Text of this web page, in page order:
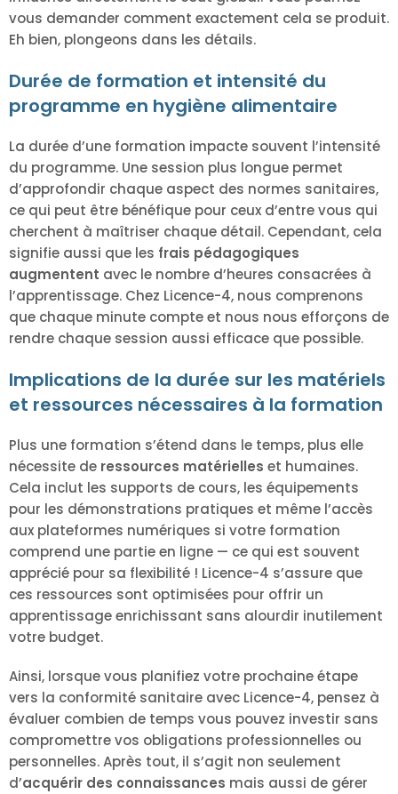
vous demander comment exactement cela se produit.
Eh bien, plongeons dans les détails.
Durée de formation et intensité du
programme en hygiène alimentaire
La durée d’une formation impacte souvent l’intensité
du programme. Une session plus longue permet
d’approfondir chaque aspect des normes sanitaires,
ce qui peut être bénéfique pour ceux d’entre vous qui
cherchent à maîtriser chaque détail. Cependant, cela
signifie aussi que les frais pédagogiques
augmentent avec le nombre d’heures consacrées à
l’apprentissage. Chez Licence-4, nous comprenons
que chaque minute compte et nous nous efforçons de
rendre chaque session aussi efficace que possible.
Implications de la durée sur les matériels
et ressources nécessaires à la formation
Plus une formation s’étend dans le temps, plus elle
nécessite de ressources matérielles et humaines.
Cela inclut les supports de cours, les équipements
pour les démonstrations pratiques et même l’accès
aux plateformes numériques si votre formation
comprend une partie en ligne — ce qui est souvent
apprécié pour sa flexibilité ! Licence-4 s’assure que
ces ressources sont optimisées pour offrir un
apprentissage enrichissant sans alourdir inutilement
votre budget.
Ainsi, lorsque vous planifiez votre prochaine étape
vers la conformité sanitaire avec Licence-4, pensez à
évaluer combien de temps vous pouvez investir sans
compromettre vos obligations professionnelles ou
personnelles. Après tout, il s’agit non seulement
d’acquérir des connaissances mais aussi de gérer